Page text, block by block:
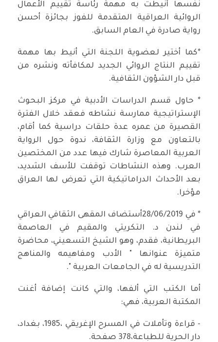
نفسها أنيطت به مهمة رئاسة تقييم الأعمال
الروائية العراقية المتقدمة للفوز بجائزة أحسن
رواية صادرة في العام السابق.
*كما أختير لعضوية اللجنة التي أنيط بها مهمة
تقييم النتاج الروائي الجديد لمكافأته ونشره من
قبل دار الشؤون الثقافية.
* حاول قسم الدراسات الأدبية في مركز البحوث
الإستراتيجية ممارسة نشاطه فعقد خلال الفترة
القصيرة من عمره عدة حلقات دراسية كما أقام،
بالتعاون مع وزارة الثقافة، ندوة حول الرواية
العربية المعاصرة شارك فيها عدد من المختصين
العرب. وهذه النشاطات توقفت للأسف الشديد،
بعد الأحداث الدراماتيكية التي تعرض لها العراق
مؤخرا.
* في 28/06/2019أستضاف المقهى الثقافي العراقي
في لندن د. التكريتي والمقيم في العاصمة
البريطانية، فقدم، وهو الشيخ التسعيني، محاضرة
متميزة عنوانها " الأدب ومفاهيمه والمناهج
التدريسية له في الجامعات العربية ".
أما الكتب التي ألفها، والتي كانت إضافة أغنت
المكتبة العربية، فهي:
- قراءة وتأملات في المسرح الإغريقي ،1985، بغداد،
دار الحرية للطباعة،378 صفحة.